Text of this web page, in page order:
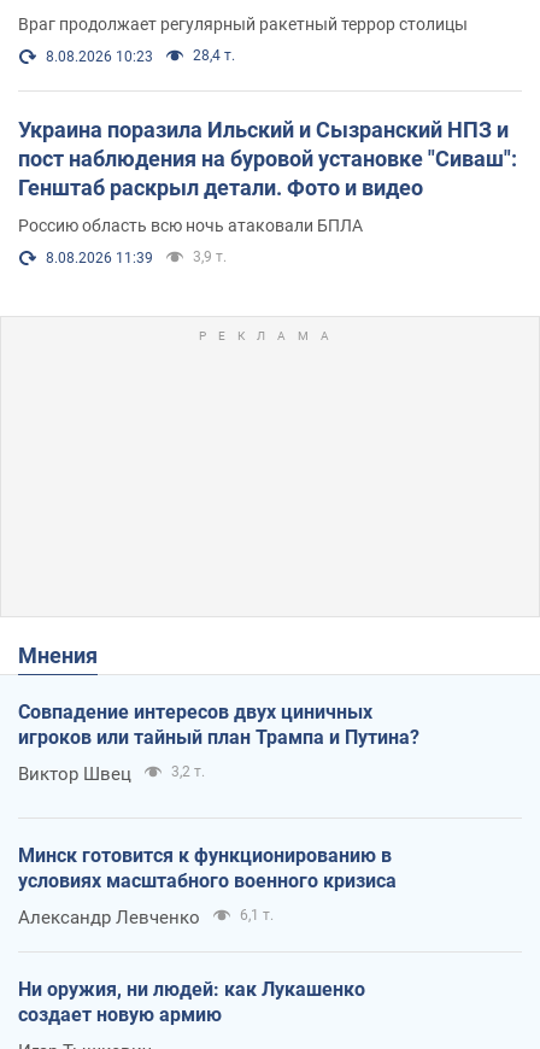
Враг продолжает регулярный ракетный террор столицы
8.08.2026 10:23 28,4 т.
Украина поразила Ильский и Сызранский НПЗ и
пост наблюдения на буровой установке "Сиваш":
Генштаб раскрыл детали. Фото и видео
Россию область всю ночь атаковали БПЛА
8.08.2026 11:39 3,9 т.
Мнения
Совпадение интересов двух циничных
игроков или тайный план Трампа и Путина?
Виктор Швец 3,2 т.
Минск готовится к функционированию в
условиях масштабного военного кризиса
Александр Левченко 6,1 т.
Ни оружия, ни людей: как Лукашенко
создает новую армию